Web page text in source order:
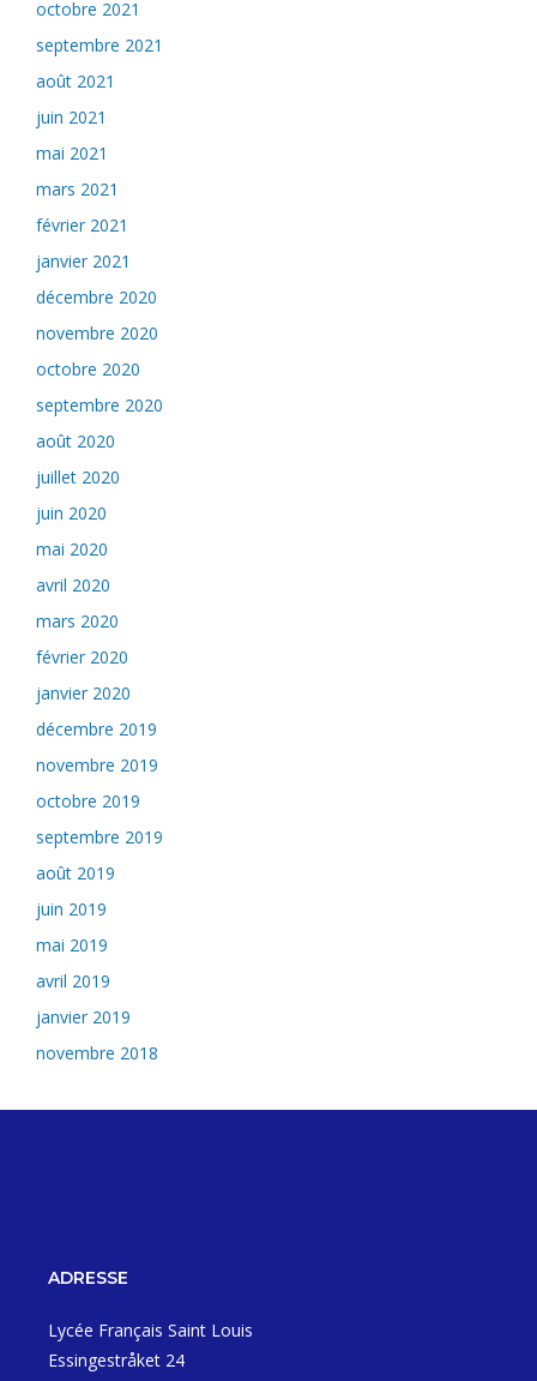
octobre 2021
septembre 2021
août 2021
juin 2021
mai 2021
mars 2021
février 2021
janvier 2021
décembre 2020
novembre 2020
octobre 2020
septembre 2020
août 2020
juillet 2020
juin 2020
mai 2020
avril 2020
mars 2020
février 2020
janvier 2020
décembre 2019
novembre 2019
octobre 2019
septembre 2019
août 2019
juin 2019
mai 2019
avril 2019
janvier 2019
novembre 2018
ADRESSE
Lycée Français Saint Louis
Essingestråket 24